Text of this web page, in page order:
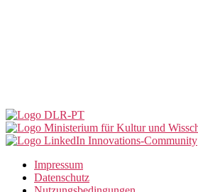
Innovations-Community
Impressum
Datenschutz